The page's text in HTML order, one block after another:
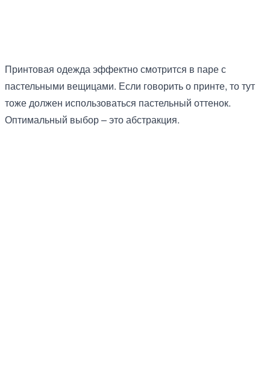
Принтовая одежда эффектно смотрится в паре с
пастельными вещицами. Если говорить о принте, то тут
тоже должен использоваться пастельный оттенок.
Оптимальный выбор – это абстракция.